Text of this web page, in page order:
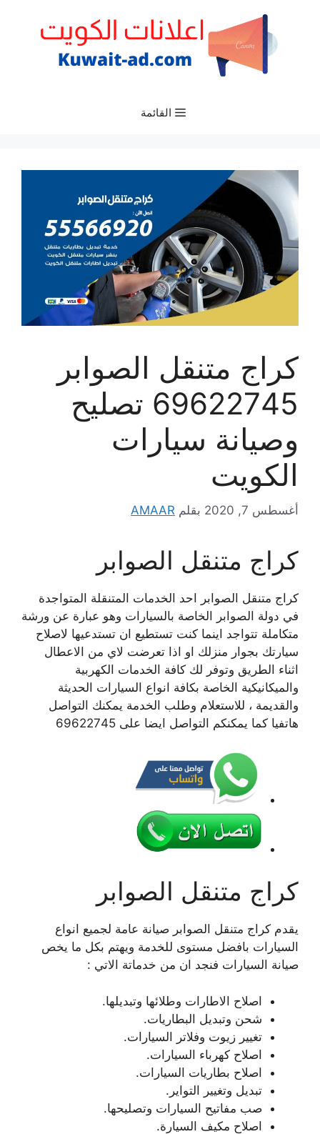
القائمة
كراج متنقل الصوابر
69622745 تصليح
وصيانة سيارات
الكويت
أغسطس 7, 2020 بقلم AMAAR
كراج متنقل الصوابر
كراج متنقل الصوابر احد الخدمات المتنقلة المتواجدة
في دولة الصوابر الخاصة بالسيارات وهو عبارة عن ورشة
متكاملة تتواجد اينما كنت تستطيع ان تستدعيها لاصلاح
سيارتك بجوار منزلك او اذا تعرضت لاي من الاعطال
اثناء الطريق وتوفر لك كافة الخدمات الكهربية
والميكانيكية الخاصة بكافة انواع السيارات الحديثة
والقديمة ، للاستعلام وطلب الخدمة يمكنك التواصل
هاتفيا كما يمكنكم التواصل ايضا على 69622745
كراج متنقل الصوابر
يقدم كراج متنقل الصوابر صيانة عامة لجميع انواع
السيارات بافضل مستوى للخدمة ويهتم بكل ما يخص
صيانة السيارات فنجد ان من خدماتة الاتي :
اصلاح الاطارات وطلائها وتبديلها.
شحن وتبديل البطاريات.
تغيير زيوت وفلاتر السيارات.
اصلاح كهرباء السيارات.
اصلاح بطاريات السيارات.
تبديل وتغيير التواير.
صب مفاتيح السيارات وتصليحها.
اصلاح مكيف السيارة.